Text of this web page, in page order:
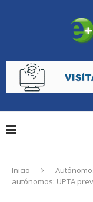
Inicio
autónomos: UPTA